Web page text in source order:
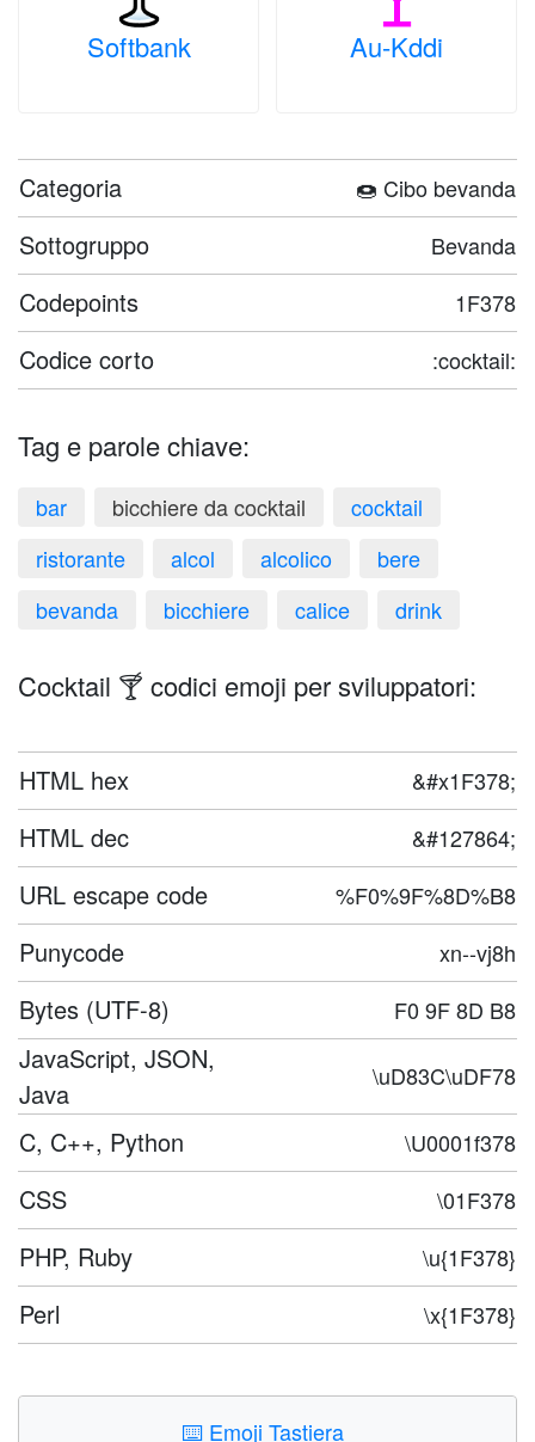
Softbank Au-Kddi
Categoria 🍩 Cibo bevanda
Sottogruppo Bevanda
Codepoints 1F378
Codice corto :cocktail:
Tag e parole chiave:
bar bicchiere da cocktail
cocktail
ristorante
alcol alcolico
bere
bevanda
bicchiere calice drink
Cocktail 🍸 codici emoji per sviluppatori:
HTML hex &#x1F378;
HTML dec &#127864;
URL escape code %F0%9F%8D%B8
Punycode xn--vj8h
Bytes (UTF-8) F0 9F 8D B8
JavaScript, JSON,
Java
\uD83C\uDF78
C, C++, Python \U0001f378
CSS \01F378
PHP, Ruby \u{1F378}
Perl \x{1F378}
⌨️ Emoji Tastiera